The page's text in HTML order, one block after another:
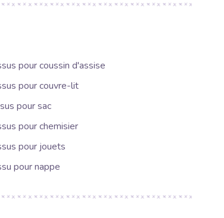
pour coussin d'assise
pour couvre-lit
pour sac
pour chemisier
pour jouets
pour nappe